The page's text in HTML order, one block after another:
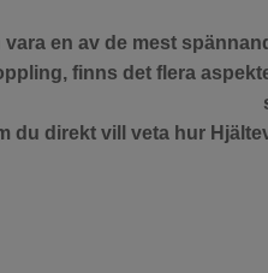
en av de mest
finns det flera
du direkt vill veta hur